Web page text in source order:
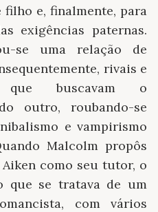
filho e, finalmente, para
exigências paternas.
se uma relação de
rivais e
que buscavam o
outro, roubando-se
e vampirismo
Malcolm propôs
como seu tutor, o
que se tratava de um
com vários